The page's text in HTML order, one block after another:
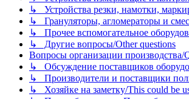
↳ Устройства резки, намотки,
↳ Грануляторы, агломераторы и
↳ Прочее вспомогательное
↳ Другие вопросы/Other questions
Вопросы организации производства/
↳ Обсуждение поставщиков
↳ Производители и поставщики
↳ Хозяйке на заметку/This could be